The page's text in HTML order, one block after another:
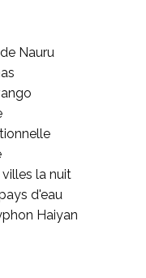
Nauru
la nuit
d'eau
Haiyan